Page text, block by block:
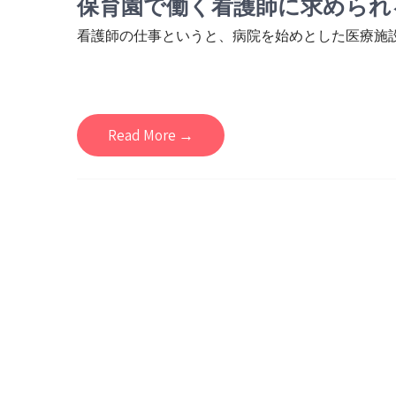
看護師の仕事というと、病院を始めとした医療施
Read More →